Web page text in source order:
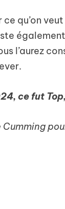
ce qu’on
l’aurez
ce fut
pour